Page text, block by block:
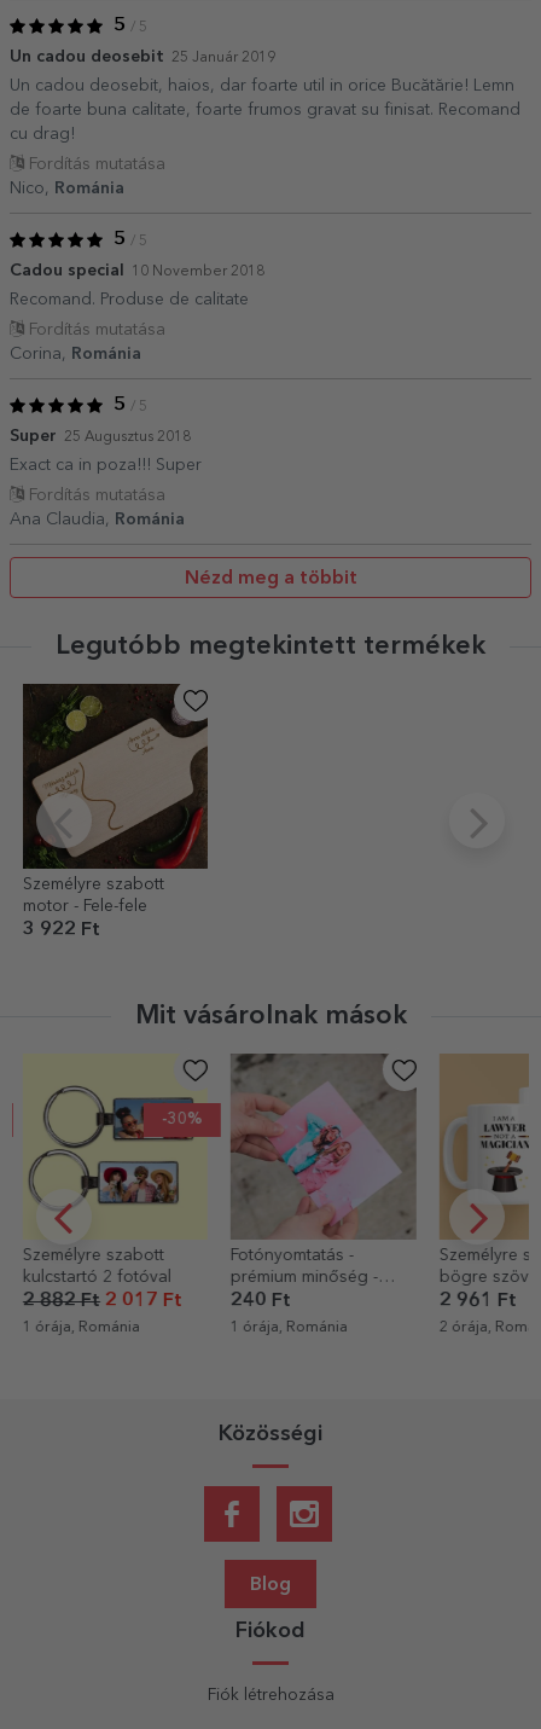
5 / 5
Un cadou deosebit 25 Január 2019
Un cadou deosebit, haios, dar foarte util in orice Bucătărie! Lemn
de foarte buna calitate, foarte frumos gravat su finisat. Recomand
cu drag!
Fordítás mutatása
Nico,
Románia
5 / 5
Cadou special 10 November 2018
Recomand. Produse de calitate
Fordítás mutatása
Corina,
Románia
5 / 5
Super 25 Augusztus 2018
Exact ca in poza!!! Super
Fordítás mutatása
Ana Claudia,
Románia
Nézd meg a többit
Legutóbb megtekintett termékek
Személyre szabott
motor - Fele-fele
3 922 Ft
Mit vásárolnak mások
-30%
Személyre szabott
kulcstartó 2 fotóval
2 882 Ft2 017 Ft
1 órája, Románia
Fotónyomtatás -
prémium minőség -
10x15 cm-es formátum
240 Ft
1 órája, Románia
Személyre
bögre
Ügyvéd
2 961 Ft
2 órája,
Közösségi
Blog
Fiókod
Fiók létrehozása